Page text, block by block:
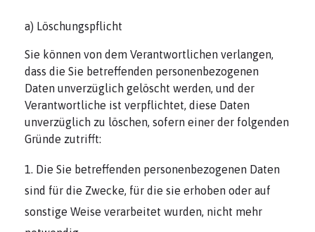
a) Löschungspflicht
Sie können von dem Verantwortlichen verlangen,
dass die Sie betreffenden personenbezogenen
Daten unverzüglich gelöscht werden, und der
Verantwortliche ist verpflichtet, diese Daten
unverzüglich zu löschen, sofern einer der folgenden
Gründe zutrifft:
Die Sie betreffenden personenbezogenen Daten
sind für die Zwecke, für die sie erhoben oder auf
sonstige Weise verarbeitet wurden, nicht mehr